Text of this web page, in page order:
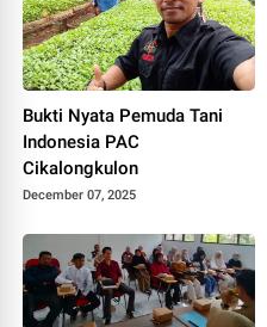
Bukti Nyata Pemuda Tani
Indonesia PAC
Cikalongkulon
December 07, 2025